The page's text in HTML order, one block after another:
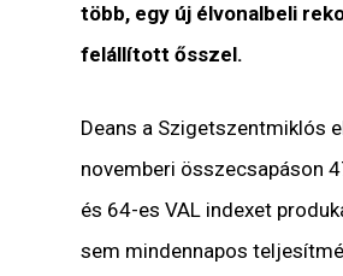
több, egy új élvonalbeli
felállított ősszel.
Deans a Szigetszentmiklós
novemberi összecsapáson
és 64-es VAL indexet
sem mindennapos